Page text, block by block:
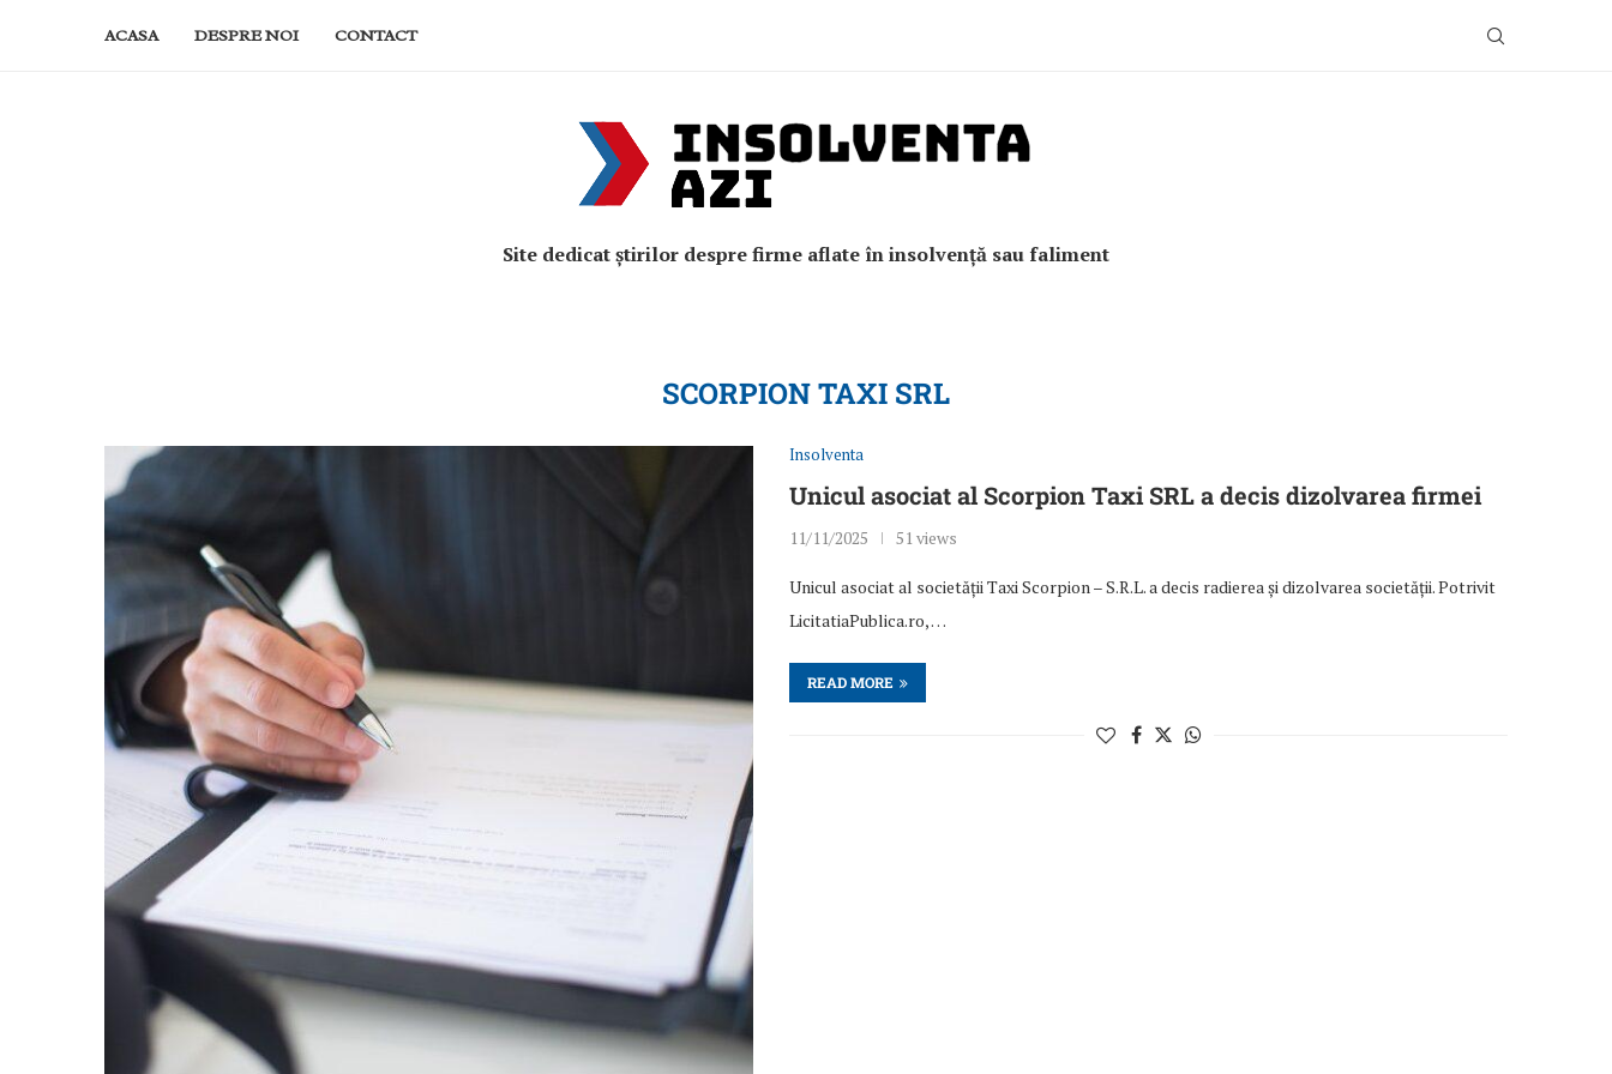
ACASA DESPRE NOI CONTACT
Site dedicat știrilor despre firme aflate în insolvență sau faliment
SCORPION TAXI SRL
Insolventa
Unicul asociat al Scorpion Taxi SRL a decis dizolvarea firmei
11/11/2025 51 views
Unicul asociat al societății Taxi Scorpion – S.R.L. a decis radierea și dizolvarea societății. Potrivit
LicitatiaPublica.ro, …
READ MORE